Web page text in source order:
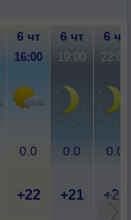
6 чт 6 чт 6 чт
16:00 19:00 22:00
0.0 0.0 0.0
+22 +21 +21